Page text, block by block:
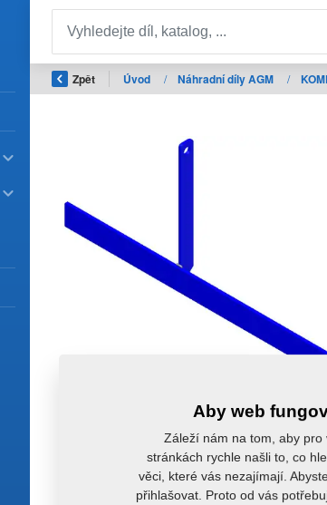
Zpět Úvod / Náhradní díly AGM /
Aby web
Záleží nám na tom, aby pro
stránkách rychle našli to, co
věci, které vás nezajímají.
přihlašovat. Proto od vás